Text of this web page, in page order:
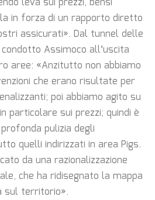
in forza di un rapporto diretto
assicurati». Dal tunnel delle
Assimoco all’uscita
aree: «Anzitutto non abbiamo
che erano risultate per
poi abbiamo agito su
particolare sui prezzi; quindi è
pulizia degli
quelli indirizzati in area Pigs.
da una razionalizzazione
che ha ridisegnato la mappa
sul territorio».